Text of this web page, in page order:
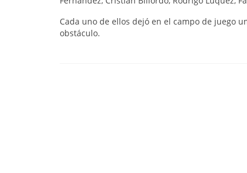
Cada uno de ellos dejó en el campo de juego
obstáculo.